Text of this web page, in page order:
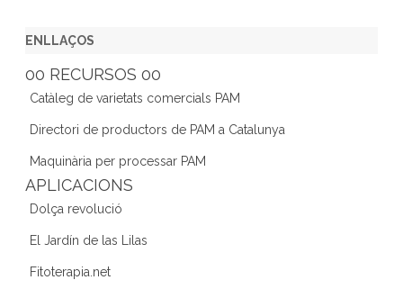
c
e
b
o
o
k
er gr
a
m
dI
n
ENLLAÇOS
00 RECURSOS 00
Catàleg de varietats comercials PAM
Directori de productors de PAM a Catalunya
Maquinària per processar PAM
APLICACIONS
Dolça revolució
El Jardín de las Lilas
Fitoterapia.net